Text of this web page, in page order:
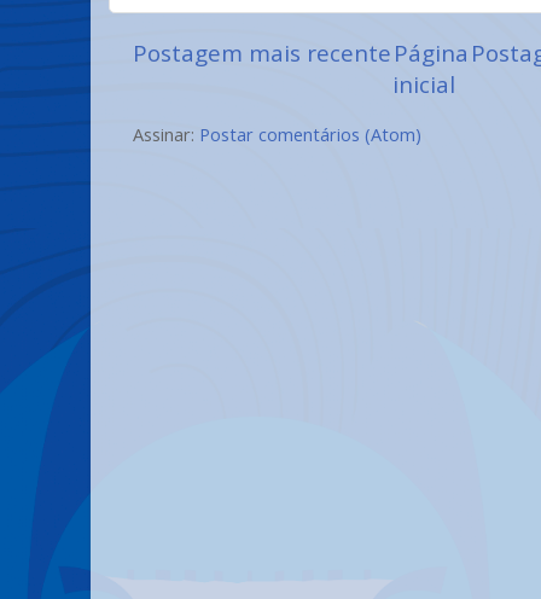
Postagem mais recentePágina
inicial
Assinar: Postar comentários (Atom)